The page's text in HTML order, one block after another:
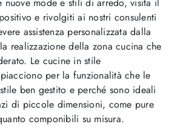
nuove mode e stili di arredo, visita il
e rivolgiti ai nostri consulenti
assistenza personalizzata dalla
realizzazione della zona cucina che
Le cucine in stile
per la funzionalità che le
ben gestito e perché sono ideali
di piccole dimensioni, come pure
componibili su misura.